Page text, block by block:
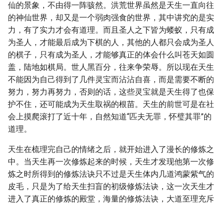
仙的景象，不由得一阵骇然。洪荒世界虽然是天生一直向往
的神仙世界，却又是一个弱肉强食的世界，其中讲究的是实
力，有了实力才会有道理。而且圣人之下皆为蝼蚁，只有成
为圣人，才能最后成为下棋的人，其他的人都只会成为圣人
的棋子，只有成为圣人，才能够真正的体会什么叫苍天如圆
盖，陆地如棋局。世人黑百分，往来争荣辱。所以现在天生
不能因为自己得到了几件灵宝而沾沾自喜，而是需要不断的
努力，努力再努力，否则的话，这些灵宝就是天生得了也保
护不住，还可能成为天生取祸的根苗。天生的前世可是在社
会上摸爬滚打了近十年，自然知道“匹夫无罪，怀璧其罪”的
道理。
天生在梳理完自己的情绪之后，就开始进入了漫长的修炼之
中。当天生再一次修炼起来的时候，天生才发现他第一次修
炼之时所得到的修炼法诀只不过是天生体内几道鸿蒙紫气的
皮毛，只是为了给天生扫盲的初级修炼法诀，这一次天生才
进入了真正的修炼的殿堂，海量的修炼法诀，大道至理充斥